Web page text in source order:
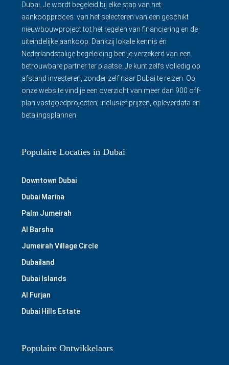
Dubai. Je wordt begeleid bij elke stap van het
aankoopproces: van het selecteren van een geschikt
nieuwbouwproject tot het regelen van financiering en de
uiteindelijke aankoop. Dankzij lokale kennis én
Nederlandstalige begeleiding ben je verzekerd van een
betrouwbare partner ter plaatse. Je kunt zelfs volledig op
afstand investeren, zonder zelf naar Dubai te reizen. Op
onze website vind je een overzicht van meer dan 900 off-
plan vastgoedprojecten, inclusief prijzen, opleverdata en
betalingsplannen.
Populaire Locaties in Dubai
Downtown Dubai
Dubai Marina
Palm Jumeirah
Al Barsha
Jumeirah Village Circle
Dubailand
Dubai Islands
Al Furjan
Dubai Hills Estate
Populaire Ontwikkelaars